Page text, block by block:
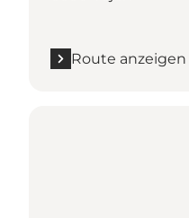
Route anzeigen